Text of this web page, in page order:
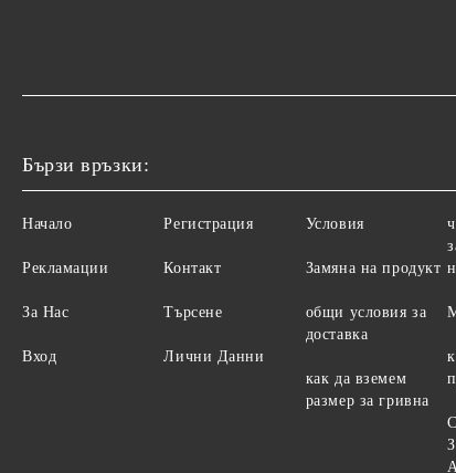
Бързи връзки:
Начало
Рекламации
За Нас
Вход
Регистрация
Контакт
Търсене
Лични Данни
Условия
Замяна на продукт
общи условия за
доставка
как да вземем
размер за гривна